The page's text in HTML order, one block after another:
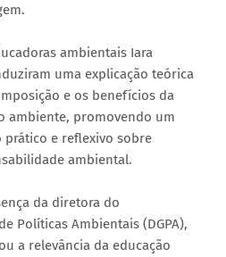
ambientais Iara
uma explicação teórica
e os benefícios da
ambiente, promovendo um
e reflexivo sobre
ambiental.
da diretora do
Políticas Ambientais (DGPA),
a relevância da educação